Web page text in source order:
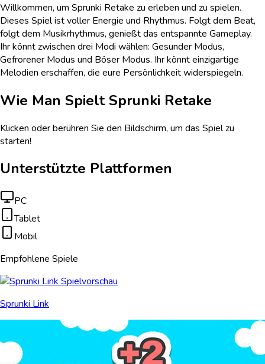
Willkommen, um Sprunki Retake zu erleben und zu spielen.
Dieses Spiel ist voller Energie und Rhythmus. Folgt dem Beat,
folgt dem Musikrhythmus, genießt das entspannte Gameplay.
Ihr könnt zwischen drei Modi wählen: Gesunder Modus,
Gefrorener Modus und Böser Modus. Ihr könnt einzigartige
Melodien erschaffen, die eure Persönlichkeit widerspiegeln.
Wie Man Spielt Sprunki Retake
Klicken oder berühren Sie den Bildschirm, um das Spiel zu
starten!
Unterstützte Plattformen
PC
Tablet
Mobil
Empfohlene Spiele
Sprunki Link